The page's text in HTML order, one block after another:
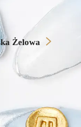
Żelowa